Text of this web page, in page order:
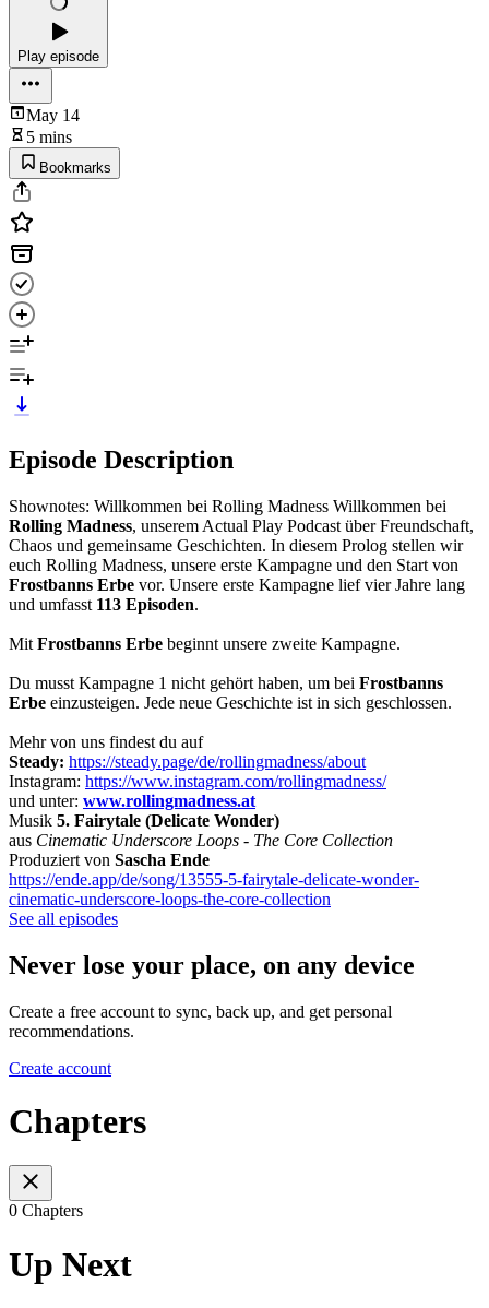
Play episode
May 14
5 mins
Bookmarks
Episode Description
Shownotes: Willkommen bei Rolling Madness Willkommen bei
Rolling Madness, unserem Actual Play Podcast über Freundschaft,
Chaos und gemeinsame Geschichten. In diesem Prolog stellen wir
euch Rolling Madness, unsere erste Kampagne und den Start von
Frostbanns Erbe vor. Unsere erste Kampagne lief vier Jahre lang
und umfasst 113 Episoden.
Mit Frostbanns Erbe beginnt unsere zweite Kampagne.
Du musst Kampagne 1 nicht gehört haben, um bei Frostbanns
Erbe einzusteigen. Jede neue Geschichte ist in sich geschlossen.
Mehr von uns findest du auf
Steady: https://steady.page/de/rollingmadness/about
Instagram: https://www.instagram.com/rollingmadness/
und unter: www.rollingmadness.at
Musik 5. Fairytale (Delicate Wonder)
aus Cinematic Underscore Loops - The Core Collection
Produziert von Sascha Ende
https://ende.app/de/song/13555-5-fairytale-delicate-wonder-
cinematic-underscore-loops-the-core-collection
See all episodes
Never lose your place, on any device
Create a free account to sync, back up, and get personal
recommendations.
Create account
Chapters
0 Chapters
Up Next